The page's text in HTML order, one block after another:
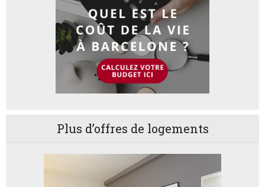
Plus d’offres de logements